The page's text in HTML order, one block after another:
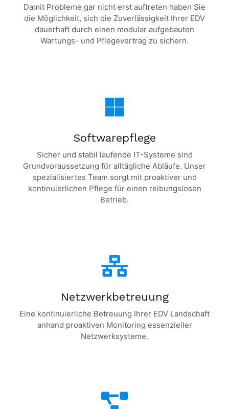
Damit Probleme gar nicht erst auftreten haben Sie
die Möglichkeit, sich die Zuverlässigkeit Ihrer EDV
dauerhaft durch einen modular aufgebauten
Wartungs- und Pflegevertrag zu sichern.
Softwarepflege
Sicher und stabil laufende IT-Systeme sind
Grundvoraussetzung für alltägliche Abläufe. Unser
spezialisiertes Team sorgt mit proaktiver und
kontinuierlichen Pflege für einen reibungslosen
Betrieb.
Netzwerkbetreuung
Eine kontinuierliche Betreuung Ihrer EDV Landschaft
anhand proaktiven Monitoring essenzieller
Netzwerksysteme.